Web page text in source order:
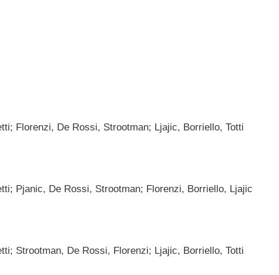
Florenzi, De Rossi, Strootman; Ljajic, Borriello, Totti
Pjanic, De Rossi, Strootman; Florenzi, Borriello, Ljajic
Strootman, De Rossi, Florenzi; Ljajic, Borriello, Totti